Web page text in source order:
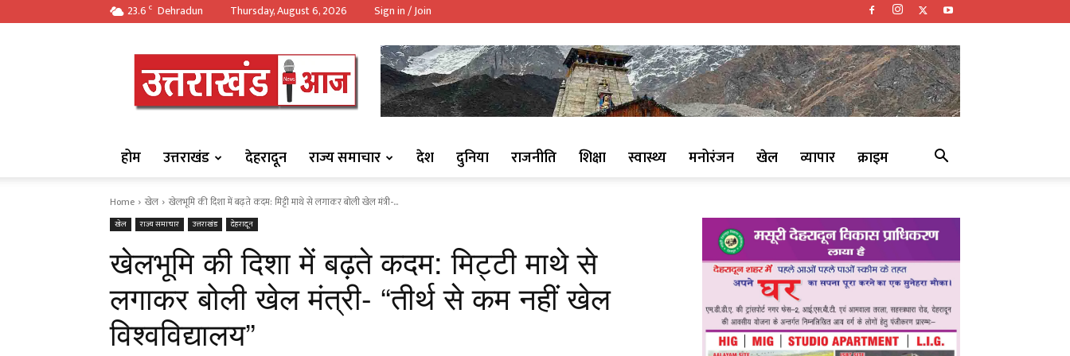
23.6 C Dehradun Thursday, August 6, 2026 Sign in / Join
https://uttarakhandaaj.com/
होम उत्तराखंड देहरादून राज्य समाचार देश दुनिया राजनीति शिक्षा स्वास्थ्य मनोरंजन खेल व्यापार क्राइम
Home खेल खेलभूमि की दिशा में बढ़ते कदम: मिट्टी माथे से लगाकर बोली खेल मंत्री-...
खेल राज्य समाचार उत्तराखंड देहरादून
खेलभूमि की दिशा में बढ़ते कदम: मिट्टी माथे से
लगाकर बोली खेल मंत्री- “तीर्थ से कम नहीं खेल
विश्वविद्यालय”